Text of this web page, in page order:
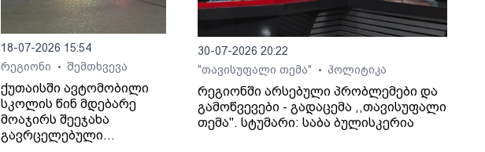
18-07-2026 15:54
რეგიონი
• შემთხვევა
ქუთაისში ავტომობილი
სკოლის წინ მდებარე
მოაჯირს შეეჯახა
გავრცელებული
30-07-2026 20:22
"თავისუფალი თემა"
• პოლიტიკა
რეგიონში არსებული პრობლემები და
გამოწვევები - გადაცემა ,,თავისუფალი
თემა". სტუმარი: საბა ბულისკერია